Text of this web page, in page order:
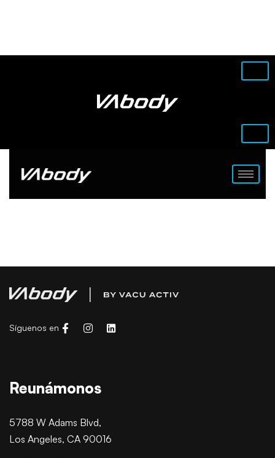
Síguenos en
Reunámonos
5788 W Adams Blvd,
Los Angeles, CA 90016